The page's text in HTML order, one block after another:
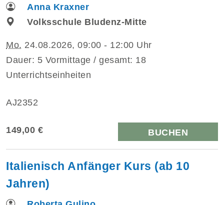
Anna Kraxner
Volksschule Bludenz-Mitte
Mo. 24.08.2026, 09:00 - 12:00 Uhr
Dauer: 5 Vormittage / gesamt: 18
Unterrichtseinheiten
AJ2352
149,00 € BUCHEN
Italienisch Anfänger Kurs (ab 10
Jahren)